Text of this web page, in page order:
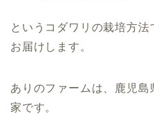
というコダワリの栽培方
お届けします。
ありのファームは、鹿児
家です。